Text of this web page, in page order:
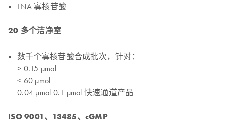
LNA 寡核苷酸
20 多个洁净室
数千个寡核苷酸合成批次，针对：
> 0.15 μmol
< 60 μmol
0.04 μmol 0.1 μmol 快速通道产品
ISO 9001、13485、cGMP